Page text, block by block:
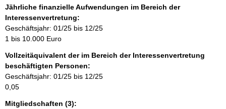
a
l
t
Jährliche finanzielle Aufwendungen im Bereich der
Interessenvertretung:
Geschäftsjahr: 01/25 bis 12/25
1 bis 10.000 Euro
Vollzeitäquivalent der im Bereich der Interessenvertretung
beschäftigten Personen:
Geschäftsjahr: 01/25 bis 12/25
0,05
Mitgliedschaften (3):